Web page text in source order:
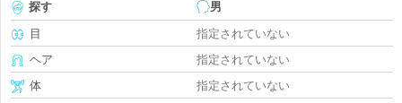
探す
男
目
指定されていない
ヘア
指定されていない
体
指定されていない